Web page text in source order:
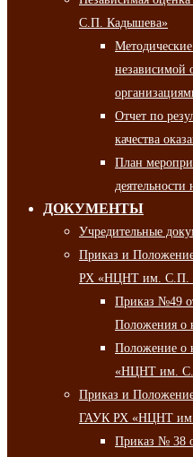
С.П. Кадышева»
независимой
Отчет по
качества
План
деятельности
ДОКУМЕНТЫ
Учредительные
Приказ и
РХ «НЦНТ им. С.П.
Приказ №49
Положения о
Положение о
«НЦНТ им.
Приказ и
ГАУК РХ «НЦНТ
Приказ № 38